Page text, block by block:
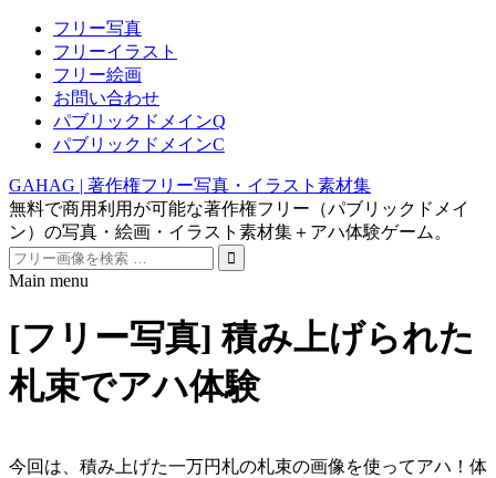
フリー写真
フリーイラスト
フリー絵画
お問い合わせ
パブリックドメインQ
パブリックドメインC
GAHAG | 著作権フリー写真・イラスト素材集
無料で商用利用が可能な著作権フリー（パブリックドメイ
ン）の写真・絵画・イラスト素材集＋アハ体験ゲーム。
Search
for:
Main menu
content
[フリー写真] 積み上げられた
札束でアハ体験
今回は、積み上げた一万円札の札束の画像を使ってアハ！体